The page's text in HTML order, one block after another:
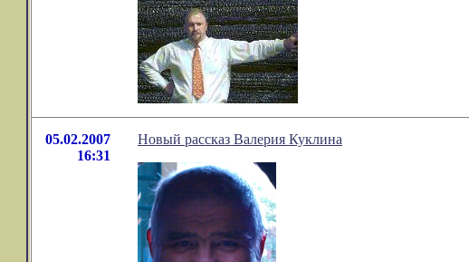
05.02.2007
16:31
Новый рассказ Валерия Куклина